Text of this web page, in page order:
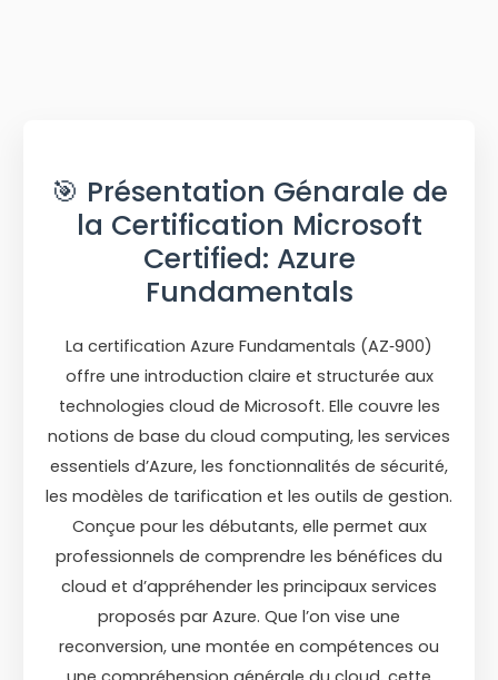
🎯 Présentation Génarale de
la Certification Microsoft
Certified: Azure
Fundamentals
La certification Azure Fundamentals (AZ‑900)
offre une introduction claire et structurée aux
technologies cloud de Microsoft. Elle couvre les
notions de base du cloud computing, les services
essentiels d’Azure, les fonctionnalités de sécurité,
les modèles de tarification et les outils de gestion.
Conçue pour les débutants, elle permet aux
professionnels de comprendre les bénéfices du
cloud et d’appréhender les principaux services
proposés par Azure. Que l’on vise une
reconversion, une montée en compétences ou